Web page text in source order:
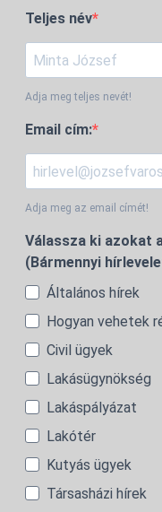
Teljes név
Adja meg teljes nevét!
Email cím:
Adja meg az email címét!
Válassza ki azokat
(Bármennyi
Általános hírek
Hogyan vehetek
Civil ügyek
Lakásügynökség
Lakáspályázat
Lakótér
Kutyás ügyek
Társasházi hírek